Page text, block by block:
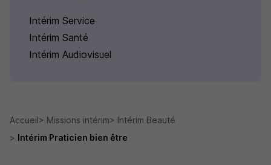
Intérim Service
Intérim Santé
Intérim Audiovisuel
Accueil Missions intérim
Intérim Beauté
Intérim Praticien bien être